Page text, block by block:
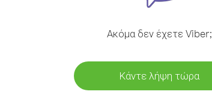
Ακόμα δεν έχετε Viber;
Κάντε λήψη τώρα